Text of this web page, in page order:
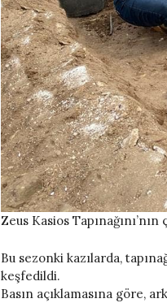
Zeus Kasios
Bu sezonki kazılarda,
keşfedildi.
Basın açıklamasına göre,